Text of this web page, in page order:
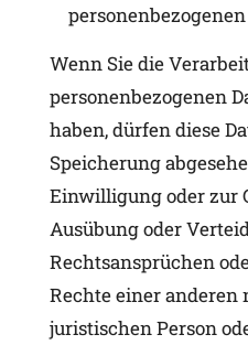
Wenn Sie die
personenbezogenen
haben, dürfen diese
Speicherung
Einwilligung oder zur
Ausübung oder
Rechtsansprüchen
Rechte einer anderen
juristischen Person